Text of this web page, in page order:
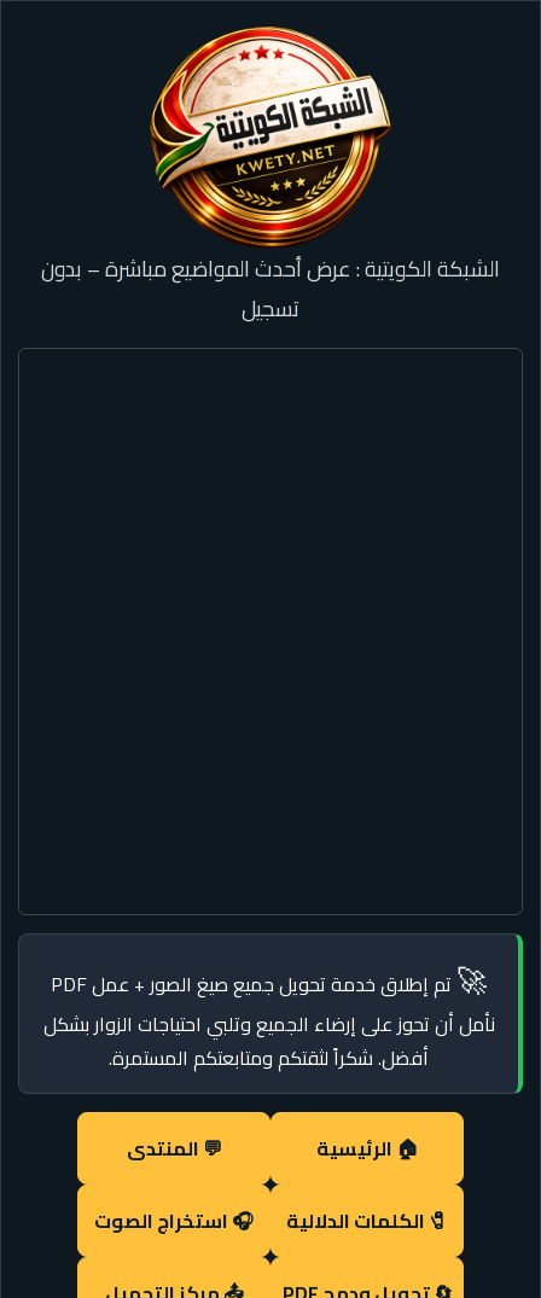
الشبكة الكويتية : عرض أحدث المواضيع مباشرة – بدون
تسجيل
🚀
تم إطلاق خدمة تحويل جميع صيغ الصور + عمل PDF
نأمل أن تحوز على إرضاء الجميع وتلبي احتياجات الزوار بشكل
أفضل. شكراً لثقتكم ومتابعتكم المستمرة.
🏠 الرئيسية
💬 المنتدى
🧷 الكلمات الدلالية
🎧 استخراج الصوت